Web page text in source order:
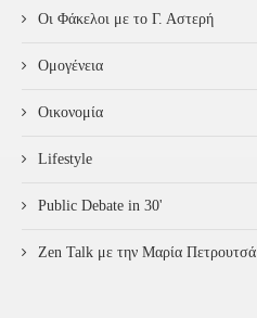
Οι Φάκελοι με το Γ. Αστερή
Ομογένεια
Οικονομία
Lifestyle
Public Debate in 30'
Zen Talk με την Μαρία Πετρουτσά